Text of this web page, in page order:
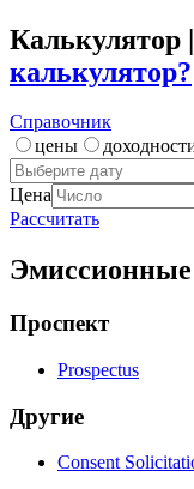
Калькулятор
калькулятор?
Справочник
цены
Цена
Рассчитать
Проспект
Prospectus
Другие
Consent